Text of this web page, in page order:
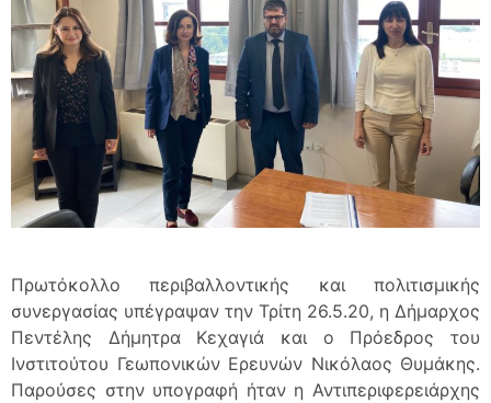
Πρωτόκολλο περιβαλλοντικής και πολιτισμικής
συνεργασίας υπέγραψαν την Τρίτη 26.5.20, η Δήμαρχος
Πεντέλης Δήμητρα Κεχαγιά και ο Πρόεδρος του
Ινστιτούτου Γεωπονικών Ερευνών Νικόλαος Θυμάκης.
Παρούσες στην υπογραφή ήταν η Αντιπεριφερειάρχης